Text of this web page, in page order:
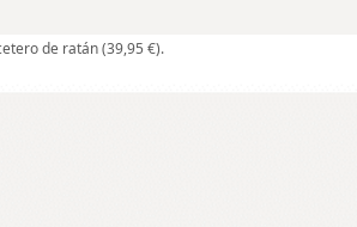
de ratán (39,95 €).